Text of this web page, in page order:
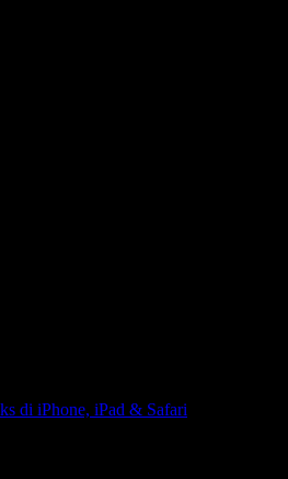
di iPhone, iPad & Safari